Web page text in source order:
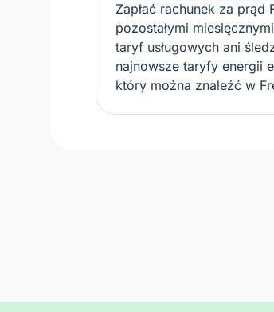
Zapłać rachunek za
pozostałymi
taryf usługowych ani
najnowsze taryfy energii
który można znaleźć w